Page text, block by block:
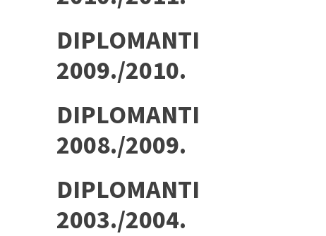
DIPLOMANTI
2009./2010.
DIPLOMANTI
2008./2009.
DIPLOMANTI
2003./2004.